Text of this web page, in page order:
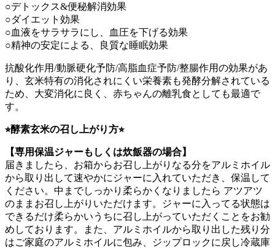
○デトックス&便秘解消効果
○ダイエット効果
○血液をサラサラにし、血圧を下げる効果
○精神の安定による、良質な睡眠効果
抗酸化作用/動脈硬化予防/高脂血症予防/整腸作用の効果があ
り、玄米特有の消化されにくい栄養素も発酵分解されている
ため、大変消化に良く、赤ちゃんの離乳食としても最適で
す。
⭐︎酵素玄米の召し上がり方⭐︎
【専用保温ジャーもしくは炊飯器の場合】
届きましたら、お箱からお召し上がりなる分をアルミホイル
から取り出して速やかにジャーに入れていただき、保温して
ください。中までしっかり柔らかくなりましたら アツアツ
のままお召し上がりいただけます。ジャーに入ってる状態は
できるだけ柔らかいうちに召し上がっていただくことをお勧
めしております。また、アルミホイルから取り出した残り分
はご家庭のアルミホイルに包み、ジップロックに戻し冷蔵庫